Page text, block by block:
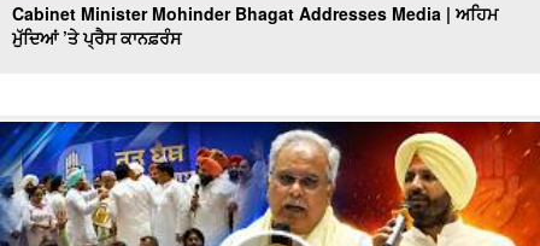
Cabinet Minister Mohinder Bhagat Addresses Media | ਅਹਿਮ
ਮੁੱਦਿਆਂ ’ਤੇ ਪ੍ਰੈਸ ਕਾਨਫ਼ਰੰਸ